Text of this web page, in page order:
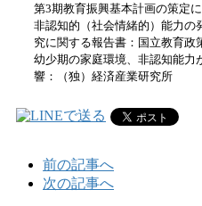
第3期教育振興基本計画の策定
非認知的（社会情緒的）能力の
究に関する報告書：国立教育政
幼少期の家庭環境、非認知能力
響：（独）経済産業研究所
前の記事へ
次の記事へ